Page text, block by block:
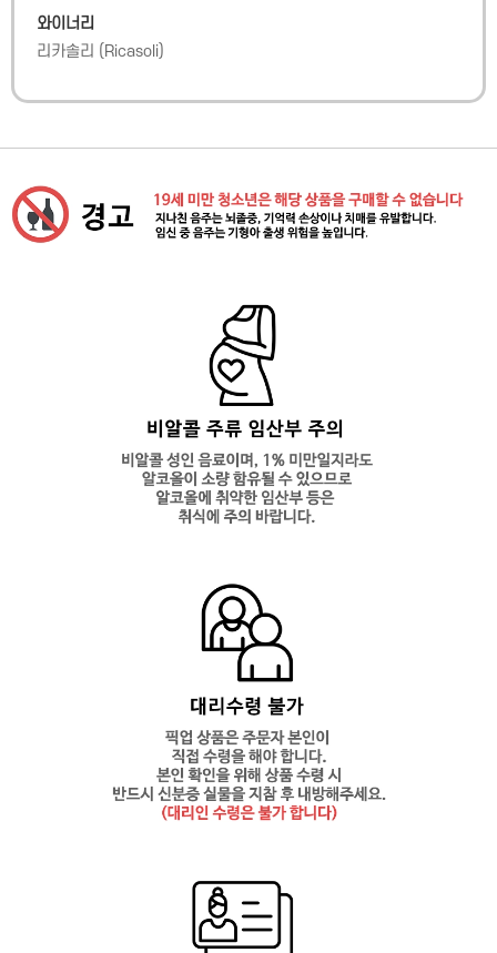
와이너리
리카솔리 ( Ricasoli)